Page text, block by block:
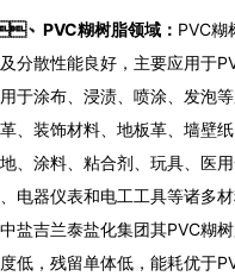
PVC糊树脂领域： PVC糊
及分散性能良好，主要应用
用于涂布、浸渍、喷涂、
装饰材料、地板革、墙壁纸
、涂料、粘合剂、玩具、
、电器仪表和电工工具等诸多材料
盐吉兰泰盐化集团其PVC糊
黏度低，残留单体低，能耗